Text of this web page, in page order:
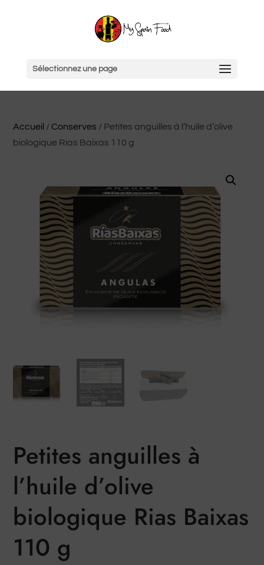
Sélectionnez une page
Accueil /Conserves / Petites anguilles à l’huile d’olive
biologique Rias Baixas 110 g
Petites anguilles à
l’huile d’olive
biologique Rias Baixas
110 g